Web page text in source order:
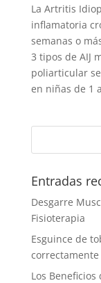
La Artritis
inflamatoria
semanas o
3 tipos de AIJ
poliarticular
en niñas de 1
Entradas
Desgarre
Fisioterapia
Esguince de
correctamente
Los